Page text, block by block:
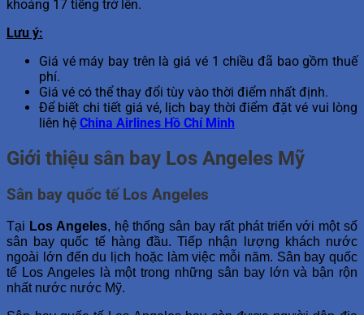
khoảng 17 tiếng trở lên.
Lưu ý:
Giá vé máy bay trên là giá vé 1 chiều đã bao gồm thuế
phí.
Giá vé có thể thay đổi tùy vào thời điểm nhất định.
Để biết chi tiết giá vé, lịch bay thời điểm đặt vé vui lòng
liên hệ China Airlines Hồ Chí Minh
Giới thiệu sân bay Los Angeles Mỹ
Sân bay quốc tế Los Angeles
Tại Los Angeles, hệ thống sân bay rất phát triển với một số
sân bay quốc tế hàng đầu. Tiếp nhận lượng khách nước
ngoài lớn đến du lịch hoặc làm việc mỗi năm. Sân bay quốc
tế Los Angeles là một trong những sân bay lớn và bận rộn
nhất nước nước Mỹ.